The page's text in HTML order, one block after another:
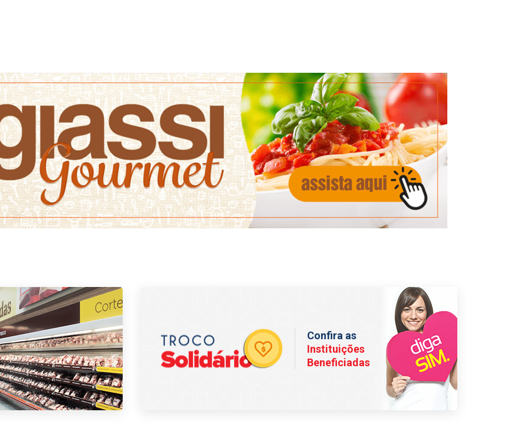
Confira as
Instituições
Beneficiadas